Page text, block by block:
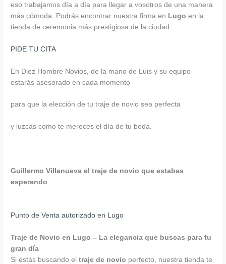
eso trabajamos día a día para llegar a vosotros de una manera
más cómoda. Podrás encontrar nuestra firma en Lugo en la
tienda de ceremonia más prestigiosa de la ciudad.
PIDE TU CITA
En Diez Hombre Novios, de la mano de Luis y su equipo
estarás asesorado en cada momento
para que la elección de tu traje de novio sea perfecta
y luzcas como te mereces el día de tu boda.
Guillermo Villanueva el traje de novio que estabas
esperando
Punto de Venta autorizado en Lugo
Traje de Novio en Lugo – La elegancia que buscas para tu
gran día
Si estás buscando eltraje de novio perfecto, nuestra tienda te